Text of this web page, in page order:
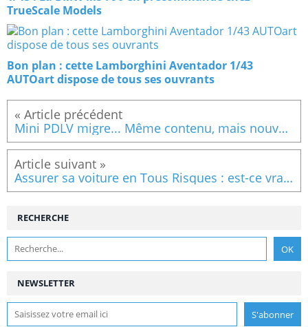
TrueScale Models
Bon plan : cette Lamborghini Aventador 1/43
AUTOart dispose de tous ses ouvrants
Mini PDLV migre... Même contenu, mais nouvelle adresse !
Assurer sa voiture en Tous Risques : est-ce vraiment valable ?
NEWSLETTER
RECHERCHE